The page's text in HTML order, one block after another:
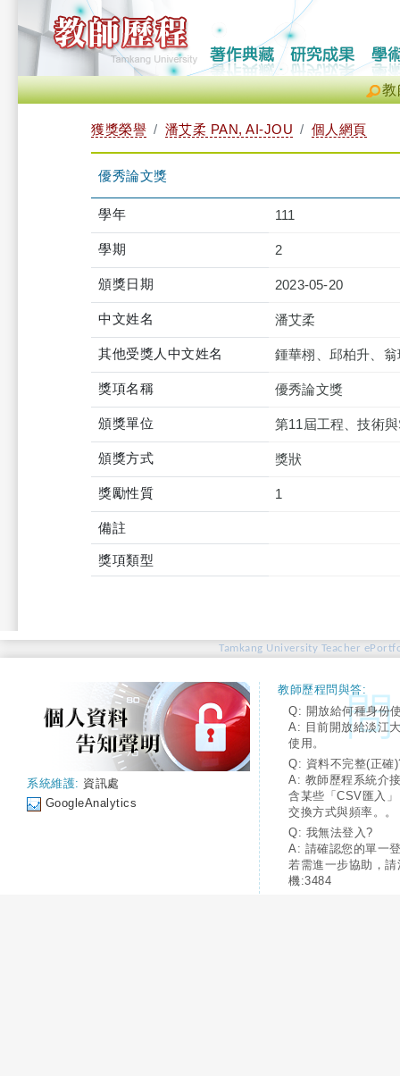
教
獲獎榮譽 潘艾柔 PAN, AI-JOU 個人網頁
優秀論文獎
學年 111
學期 2
頒獎日期 2023-05-20
中文姓名 潘艾柔
其他受獎人中文姓名 鍾華栩、邱柏升、
獎項名稱 優秀論文獎
頒獎單位 第11屆工程、技術
頒獎方式 獎狀
獎勵性質 1
備註
獎項類型
Tamkang University Teacher
系統維護: 資訊處
GoogleAnalytics
教師歷程問與答:
Q: 開放給何種身份
A: 目前開放給淡江
使用。
Q: 資料不完整(正確
A: 教師歷程系統介
含某些「CSV匯入
交換方式與頻率。。
Q: 我無法登入?
A: 請確認您的單一
若需進一步協助，
機:3484